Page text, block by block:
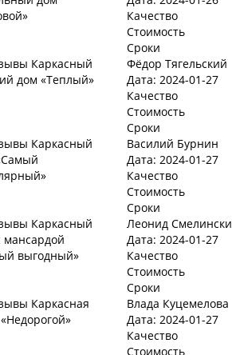
Качество
Стоимость
Сроки
Фёдор Тягельский
Дата: 2024-01-27
Качество
Стоимость
Сроки
Василий Бурнин
Дата: 2024-01-27
Качество
Стоимость
Сроки
Леонид
Дата: 2024-01-27
Качество
Стоимость
Сроки
Влада Куцемелова
Дата: 2024-01-27
Качество
Стоимость